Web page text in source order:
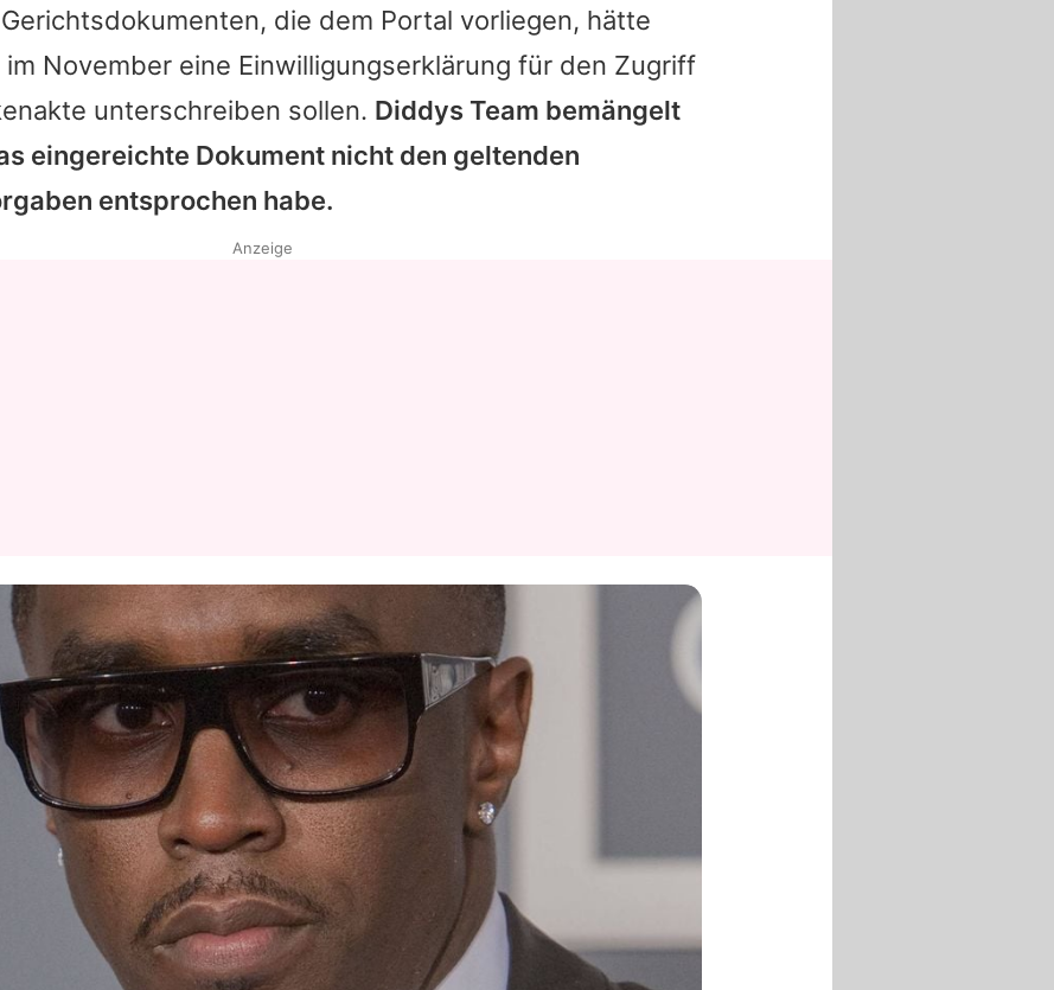
Team
Redaktionelle Richtlinien
Impressum
Datenschutzerklärung
Nutzungsbedingungen
die dem Portal vorliegen, hätte
November eine Einwilligungserklärung für den Zugriff
unterschreiben sollen. DiddysTeam bemängelt
eingereichte Dokument nicht den geltenden
entsprochen habe.
Anzeige